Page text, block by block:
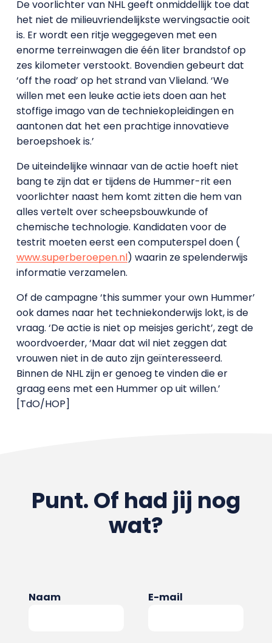
De voorlichter van NHL geeft onmiddellijk toe dat
het niet de milieuvriendelijkste wervingsactie ooit
is. Er wordt een ritje weggegeven met een
enorme terreinwagen die één liter brandstof op
zes kilometer verstookt. Bovendien gebeurt dat
‘off the road’ op het strand van Vlieland. ‘We
willen met een leuke actie iets doen aan het
stoffige imago van de techniekopleidingen en
aantonen dat het een prachtige innovatieve
beroepshoek is.’
De uiteindelijke winnaar van de actie hoeft niet
bang te zijn dat er tijdens de Hummer-rit een
voorlichter naast hem komt zitten die hem van
alles vertelt over scheepsbouwkunde of
chemische technologie. Kandidaten voor de
testrit moeten eerst een computerspel doen (
www.superberoepen.nl) waarin ze spelenderwijs
informatie verzamelen.
Of de campagne ‘this summer your own Hummer’
ook dames naar het techniekonderwijs lokt, is de
vraag. ‘De actie is niet op meisjes gericht’, zegt de
woordvoerder, ‘Maar dat wil niet zeggen dat
vrouwen niet in de auto zijn geïnteresseerd.
Binnen de NHL zijn er genoeg te vinden die er
graag eens met een Hummer op uit willen.’
[TdO/HOP]
Punt. Of had jij nog
wat?
Naam E-mail